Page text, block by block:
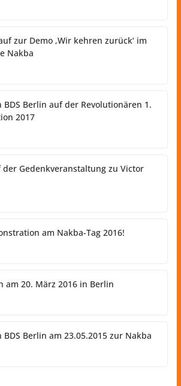
zur Demo ‚Wir kehren zurück‘ im
Nakba
BDS Berlin auf der Revolutionären 1.
2017
der Gedenkveranstaltung zu Victor
am Nakba-Tag 2016!
am 20. März 2016 in Berlin
BDS Berlin am 23.05.2015 zur Nakba